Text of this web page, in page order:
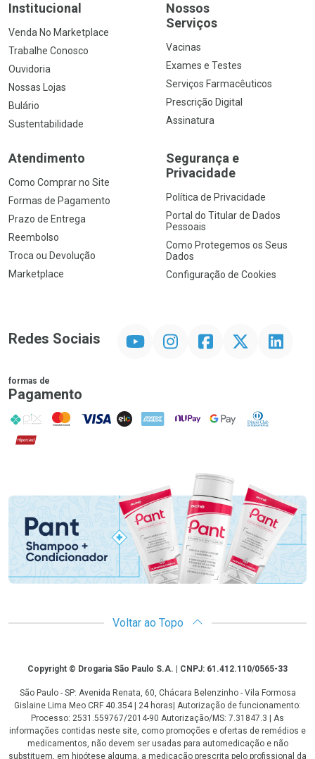
Institucional
Venda No Marketplace
Trabalhe Conosco
Ouvidoria
Nossas Lojas
Bulário
Sustentabilidade
Nossos
Serviços
Vacinas
Exames e Testes
Serviços Farmacêuticos
Prescrição Digital
Assinatura
Atendimento
Como Comprar no Site
Formas de Pagamento
Prazo de Entrega
Reembolso
Troca ou Devolução
Marketplace
Segurança e
Privacidade
Política de Privacidade
Portal do Titular de Dados
Pessoais
Como Protegemos os Seus
Dados
Configuração de Cookies
Redes Sociais InstagramFacebookTwitter Linkedin
formas de
Pagamento
PIX MasterCard
VISA ELO AMEX NuPay Google PayDiners Club
Hipercard
Promoção em Destaque
Voltar ao Topo
CopyrightCopyright © Drogaria São Paulo S.A. | CNPJ: 61.412.110/0565-33
São Paulo - SP: Avenida Renata, 60, Chácara Belenzinho - Vila Formosa
Gislaine Lima Meo CRF 40.354 | 24 horas| Autorização de funcionamento:
Processo: 2531.559767/2014-90 Autorização/MS: 7.31847.3 | As
informações contidas neste site, como promoções e ofertas de remédios e
medicamentos, não devem ser usadas para automedicação e não
substituem, em hipótese alguma, a medicação prescrita pelo profissional da